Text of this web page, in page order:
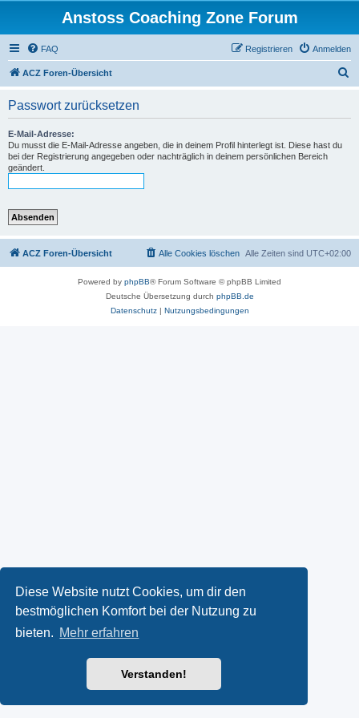
Diese Website nutzt Cookies, um dir den
bestmöglichen Komfort bei der Nutzung zu
bieten. Mehr erfahren
Verstanden!
Anstoss Coaching Zone Forum
FAQ Anmelden
Registrieren
ACZ Foren-Übersicht
Passwort zurücksetzen
E-Mail-Adresse:
Du musst die E-Mail-Adresse angeben, die in deinem Profil hinterlegt ist. Diese hast du
bei der Registrierung angegeben oder nachträglich in deinem persönlichen Bereich
geändert.
ACZ Foren-Übersicht Alle Zeiten sind UTC+02:00
Alle Cookies löschen
Powered by phpBB® Forum Software © phpBB Limited
Deutsche Übersetzung durch phpBB.de
Datenschutz| Nutzungsbedingungen